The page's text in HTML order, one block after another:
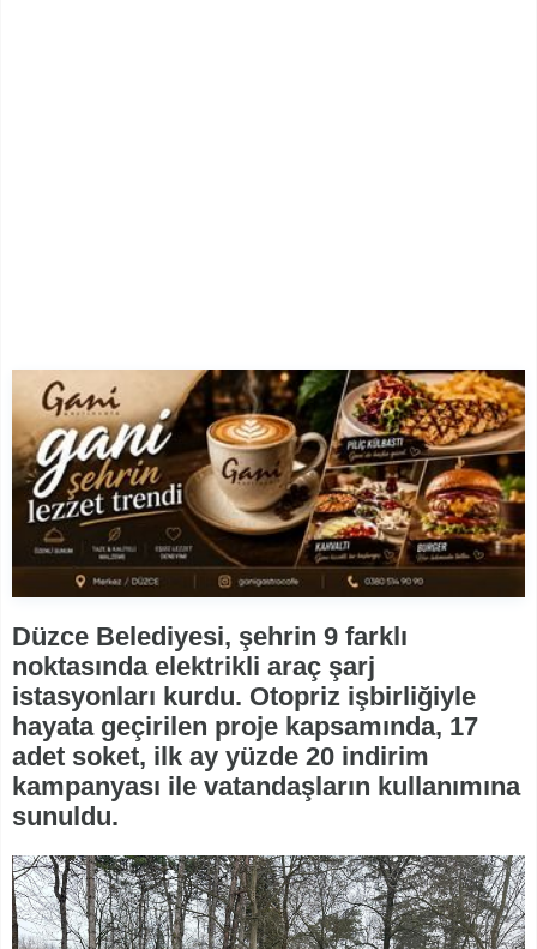
Düzce Belediyesi, şehrin 9 farklı
noktasında elektrikli araç şarj
istasyonları kurdu. Otopriz işbirliğiyle
hayata geçirilen proje kapsamında, 17
adet soket, ilk ay yüzde 20 indirim
kampanyası ile vatandaşların kullanımına
sunuldu.